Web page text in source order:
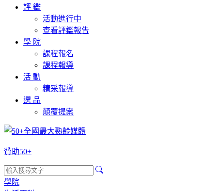
評 鑑
活動進行中
查看評鑑報告
學 院
課程報名
課程報導
活 動
精采報導
選 品
顛覆提案
贊助50+
學院